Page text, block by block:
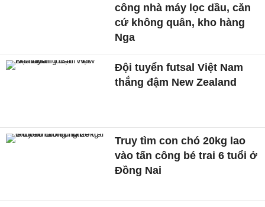
công nhà máy lọc dầu, căn
cứ không quân, kho hàng
Nga
Đội tuyển futsal Việt Nam
thắng đậm New Zealand
Truy tìm con chó 20kg lao
vào tấn công bé trai 6 tuổi ở
Đồng Nai